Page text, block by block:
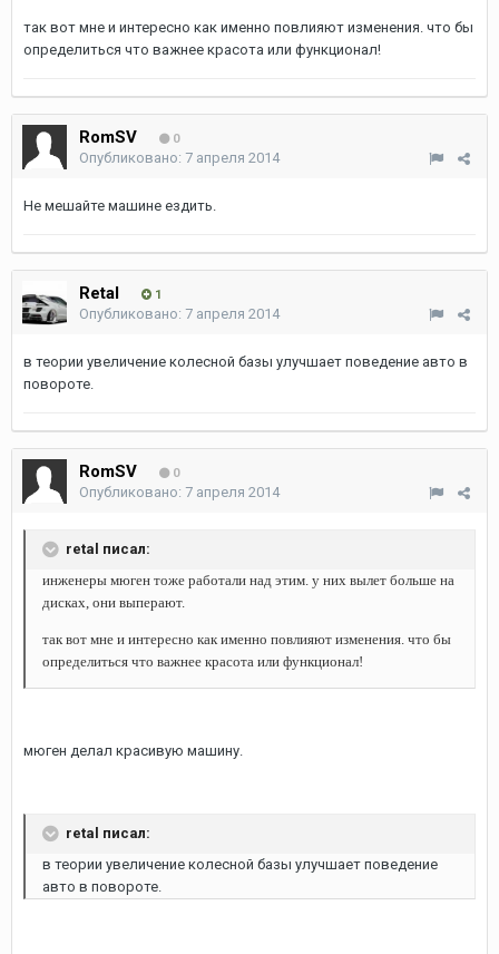
так вот мне и интересно как именно повлияют изменения. что бы
определиться что важнее красота или функционал!
RomSV 0
Опубликовано: 7 апреля 2014
Не мешайте машине ездить.
Retal 1
Опубликовано: 7 апреля 2014
в теории увеличение колесной базы улучшает поведение авто в
повороте.
RomSV 0
Опубликовано: 7 апреля 2014
retal писал:
инженеры мюген тоже работали над этим. у них вылет больше на
дисках, они выперают.
так вот мне и интересно как именно повлияют изменения. что бы
определиться что важнее красота или функционал!
мюген делал красивую машину.
retal писал:
в теории увеличение колесной базы улучшает поведение
авто в повороте.